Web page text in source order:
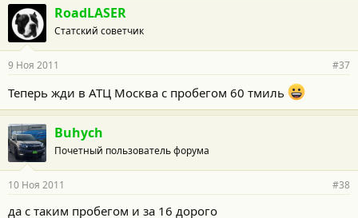
RoadLASER
Статский советчик
9 Ноя 2011 #37
Теперь жди в АТЦ Москва с пробегом 60 тмиль
Buhych
Почетный пользователь форума
10 Ноя 2011 #38
да с таким пробегом и за 16 дорого